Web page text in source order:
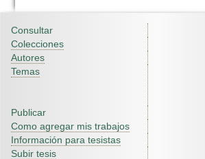
Consultar
Colecciones
Autores
Temas
Publicar
Como agregar mis trabajos
Información para tesistas
Subir tesis